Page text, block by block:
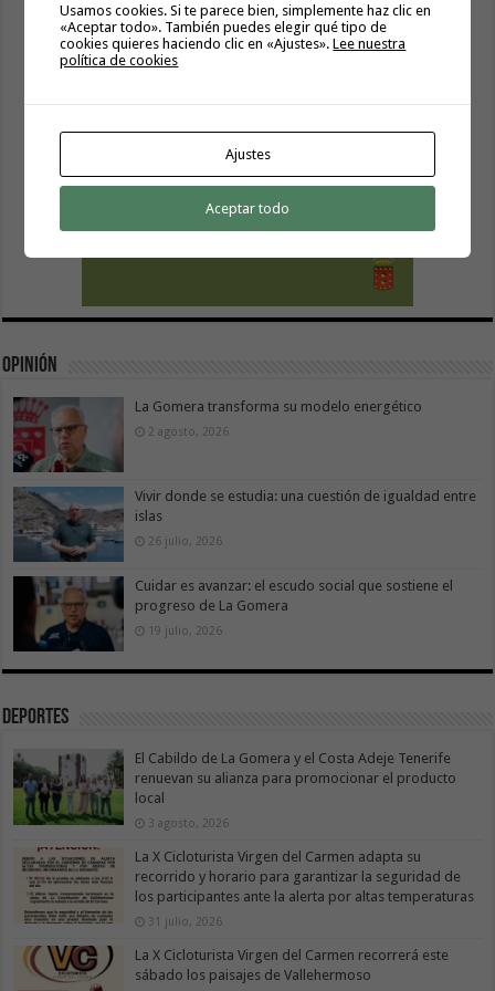
Opinión
La Gomera transforma su modelo energético
2 agosto, 2026
Vivir donde se estudia: una cuestión de igualdad entre
islas
26 julio, 2026
Cuidar es avanzar: el escudo social que sostiene el
progreso de La Gomera
19 julio, 2026
Deportes
El Cabildo de La Gomera y el Costa Adeje Tenerife
renuevan su alianza para promocionar el producto
local
3 agosto, 2026
La X Cicloturista Virgen del Carmen adapta su
recorrido y horario para garantizar la seguridad de
los participantes ante la alerta por altas temperaturas
31 julio, 2026
La X Cicloturista Virgen del Carmen recorrerá este
sábado los paisajes de Vallehermoso
Usamos cookies. Si te parece bien, simplemente haz clic en
«Aceptar todo». También puedes elegir qué tipo de
cookies quieres haciendo clic en «Ajustes».Lee nuestra
política de cookies
Ajustes
Aceptar todo